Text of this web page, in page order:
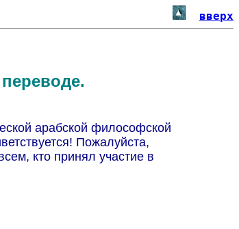
вверх
арабской философской
Пожалуйста,
кто принял участие в